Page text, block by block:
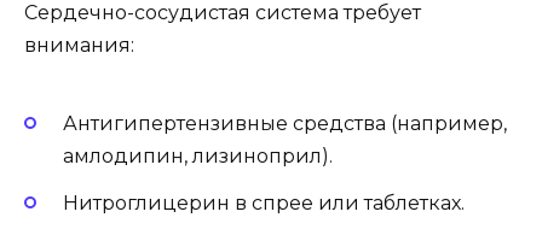
Сердечно-сосудистая система требует
внимания:
Антигипертензивные средства (например,
амлодипин, лизиноприл).
Нитроглицерин в спрее или таблетках.